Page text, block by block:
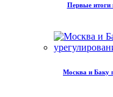
Первые итоги
Москва и Баку